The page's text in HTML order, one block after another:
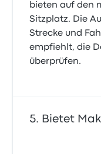
bieten auf den
Sitzplatz. Die
Strecke und
empfiehlt, die
überprüfen.
Bietet